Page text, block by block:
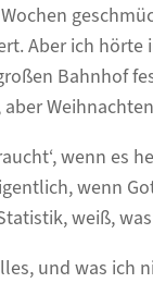
Aber ich hörte
Bahnhof
wenn es
wenn
weiß,
und was ich